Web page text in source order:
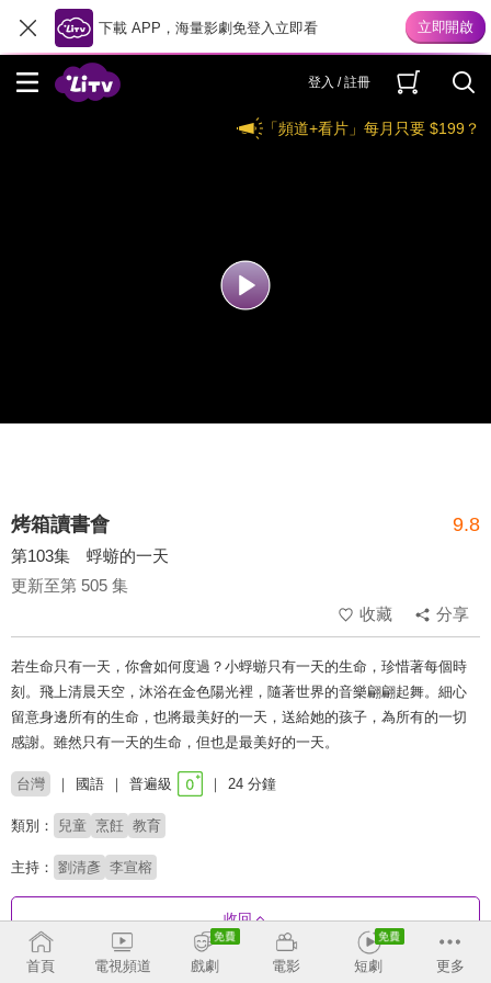
下載 APP，海量影劇免登入立即看
登入 / 註冊
「頻道+看片」每月只要 $199？
烤箱讀書會 9.8
第103集 蜉蝣的一天
更新至第 505 集
收藏
分享
若生命只有一天，你會如何度過？小蜉蝣只有一天的生命，珍惜著每個時
刻。飛上清晨天空，沐浴在金色陽光裡，隨著世界的音樂翩翩起舞。細心
留意身邊所有的生命，也將最美好的一天，送給她的孩子，為所有的一切
感謝。雖然只有一天的生命，但也是最美好的一天。
台灣 國語 普遍級 24 分鐘
類別： 兒童 烹飪 教育
主持： 劉清彥 李宣榕
收回
首頁 電視頻道 戲劇 電影 短劇 更多